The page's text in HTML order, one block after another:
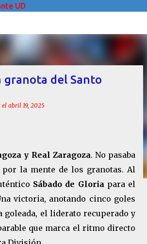
al contenido principal
UD
granota del Santo
el abril 19, 2025
y Real Zaragoza. No pasaba
por la mente de los granotas. Al
Sábado de Gloriapara el
victoria, anotando cinco goles
goleada, el liderato recuperado y
que marca el ritmo directo